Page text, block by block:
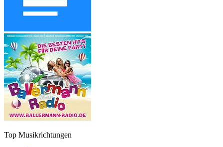
Top Musikrichtungen